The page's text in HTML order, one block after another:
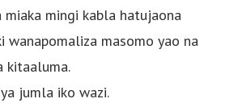
miaka mingi kabla hatujaona
wanapomaliza masomo yao na
kitaaluma.
jumla iko wazi.